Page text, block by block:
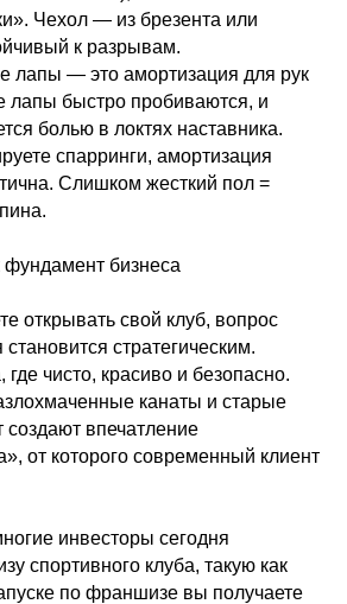
Чехол — из брезента или
к разрывам.
лапы — это амортизация для рук
быстро пробиваются, и
болью в локтях наставника.
спарринги, амортизация
Слишком жесткий пол =
бизнеса
открывать свой клуб, вопрос
стратегическим.
где чисто, красиво и безопасно.
канаты и старые
создают впечатление
от которого современный клиент
инвесторы сегодня
спортивного клуба, такую как
по франшизе вы получаете